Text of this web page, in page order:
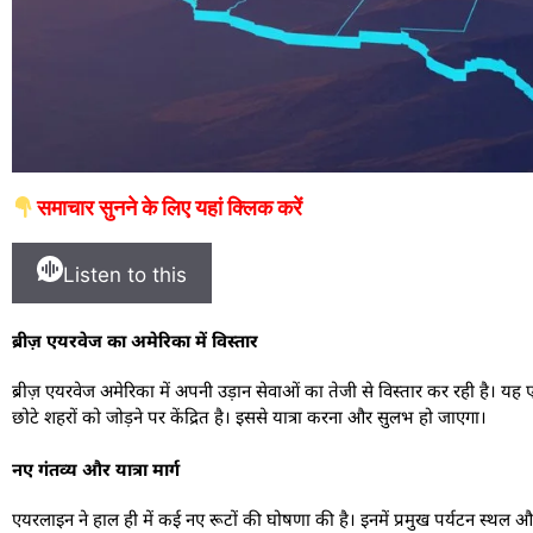
समाचार सुनने के लिए यहां क्लिक करें
Listen to this
ब्रीज़ एयरवेज का अमेरिका में विस्तार
ब्रीज़ एयरवेज अमेरिका में अपनी उड़ान सेवाओं का तेजी से विस्तार कर रही है। यह
छोटे शहरों को जोड़ने पर केंद्रित है। इससे यात्रा करना और सुलभ हो जाएगा।
नए गंतव्य और यात्रा मार्ग
एयरलाइन ने हाल ही में कई नए रूटों की घोषणा की है। इनमें प्रमुख पर्यटन स्थल